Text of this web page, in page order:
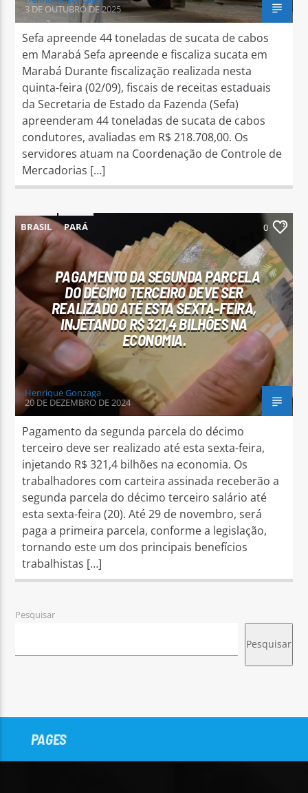
3 DE OUTUBRO DE 2025
Sefa apreende 44 toneladas de sucata de cabos
em Marabá Sefa apreende e fiscaliza sucata em
Marabá Durante fiscalização realizada nesta
quinta-feira (02/09), fiscais de receitas estaduais
da Secretaria de Estado da Fazenda (Sefa)
apreenderam 44 toneladas de sucata de cabos
condutores, avaliadas em R$ 218.708,00. Os
servidores atuam na Coordenação de Controle de
Mercadorias […]
BRASIL PARÁ 0
PAGAMENTO DA SEGUNDA PARCELA
DO DÉCIMO TERCEIRO DEVE SER
REALIZADO ATÉ ESTA SEXTA-FEIRA,
INJETANDO R$ 321,4 BILHÕES NA
ECONOMIA.
Henrique Gonzaga
20 DE DEZEMBRO DE 2024
Pagamento da segunda parcela do décimo
terceiro deve ser realizado até esta sexta-feira,
injetando R$ 321,4 bilhões na economia. Os
trabalhadores com carteira assinada receberão a
segunda parcela do décimo terceiro salário até
esta sexta-feira (20). Até 29 de novembro, será
paga a primeira parcela, conforme a legislação,
tornando este um dos principais benefícios
trabalhistas […]
Pesquisar
Pesquisar
PAGES